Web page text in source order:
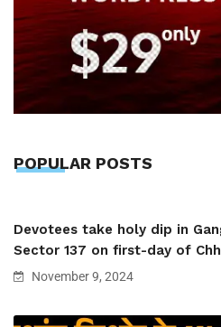
POPULAR POSTS
Devotees take holy dip in
Sector 137 on first-day of
November 9, 2024